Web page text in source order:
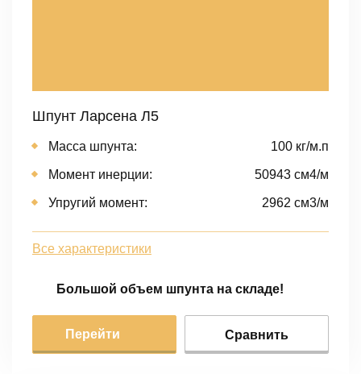
Шпунт Ларсена Л5
Масса шпунта: 100 кг/м.п
Момент инерции: 50943 cм4/м
Упругий момент: 2962 cм3/м
Все характеристики
Большой объем шпунта на складе!
Перейти Сравнить